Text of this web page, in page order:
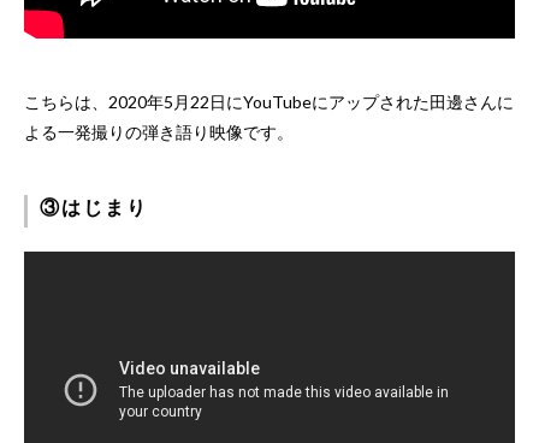
こちらは、2020年5月22日にYouTubeにアップされた田邊さんに
よる一発撮りの弾き語り映像です。
③はじまり